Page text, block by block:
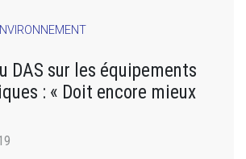
DAS sur les équipements
: « Doit encore mieux